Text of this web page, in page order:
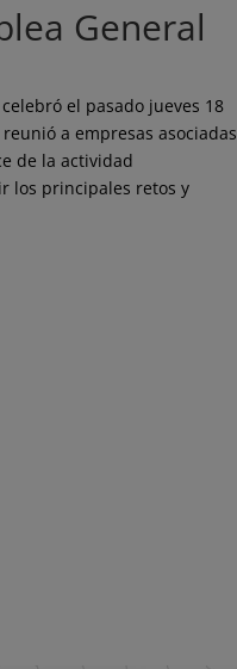
General
el pasado jueves 18
a empresas asociadas
de la actividad
los principales retos y